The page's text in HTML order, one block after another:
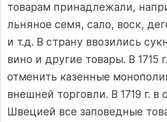
товарам принадлежали,
льняное семя, сало, воск,
и т.д. В страну ввозились
вино и другие товары. В 1715
отменить казенные
внешней торговли. В 1719 г.
Швецией все заповедные